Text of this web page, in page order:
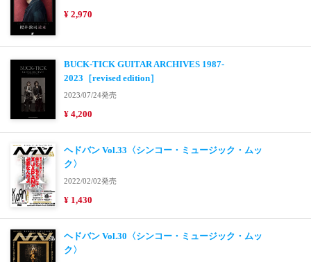
¥ 2,970
BUCK-TICK GUITAR ARCHIVES 1987-
2023［revised edition］
2023/07/24発売
¥ 4,200
ヘドバン Vol.33〈シンコー・ミュージック・ムッ
ク〉
2022/02/02発売
¥ 1,430
ヘドバン Vol.30〈シンコー・ミュージック・ムッ
ク〉